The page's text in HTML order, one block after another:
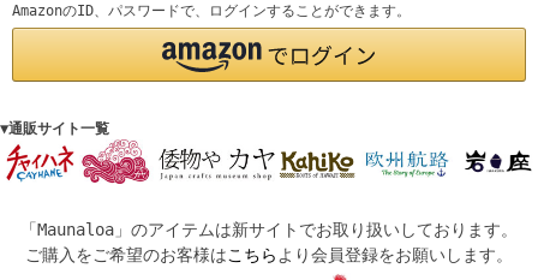
AmazonのID、パスワードで、ログインすることができます。
▼通販サイト一覧
「Maunaloa」のアイテムは新サイトでお取り扱いしております。
ご購入をご希望のお客様はこちら より会員登録をお願いします。